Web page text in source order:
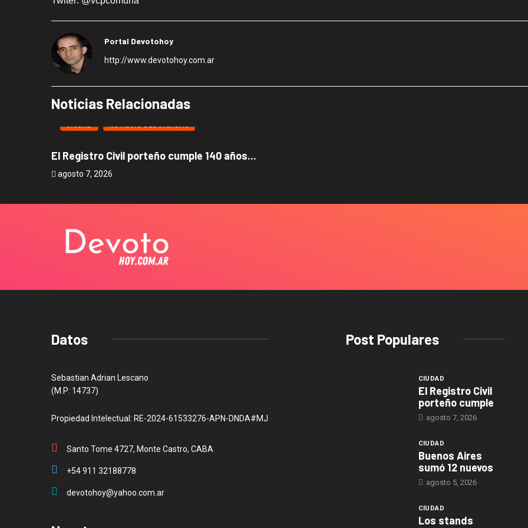
Portal Devotohoy
http://www.devotohoy.com.ar
Noticias Relacionadas
CIUDAD NOTICIAS DESTACADAS
El Registro Civil porteño cumple 140 años...
agosto 7, 2026
Datos
Sebastian Adrian Lescano
(M.P: 14737)
Propiedad Intelectual: RE-2024-61533276-APN-DNDA#MJ
Santo Tome 4727, Monte Castro, CABA
+54 911 32188778
devotohoy@yahoo.com.ar
Post Populares
CIUDAD
El Registro Civil
porteño cumple
agosto 7, 2026
CIUDAD
Buenos Aires
sumó 12 nuevos
agosto 5, 2026
CIUDAD
Los stands